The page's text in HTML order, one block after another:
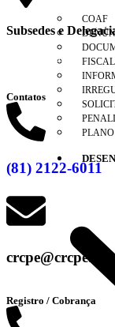
COAF
Subsedes e
Clique aqui
Contatos
(81) 2122-6011
Registro / Cobrança